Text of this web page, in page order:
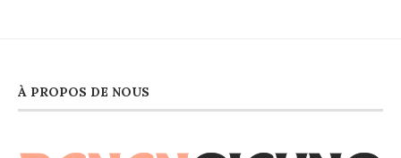
À PROPOS DE NOUS